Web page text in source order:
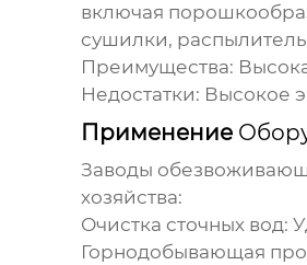
включая
сушилки,
Преимущества:
Недостатки: Высокое
Применение
Заводы
хозяйства:
Очистка сточных вод:
Горнодобывающая